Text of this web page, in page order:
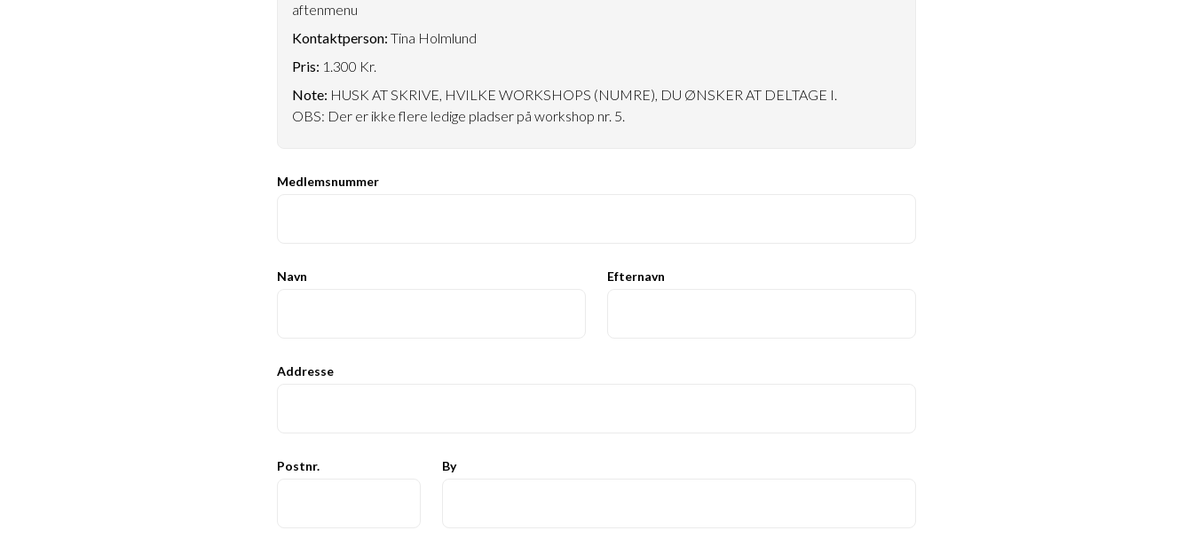
aftenmenu
Kontaktperson: Tina Holmlund
Pris: 1.300 Kr.
Note: HUSK AT SKRIVE, HVILKE WORKSHOPS (NUMRE), DU ØNSKER AT DELTAGE I.
OBS: Der er ikke flere ledige pladser på workshop nr. 5.
Medlemsnummer
Navn Efternavn
Addresse
Postnr. By